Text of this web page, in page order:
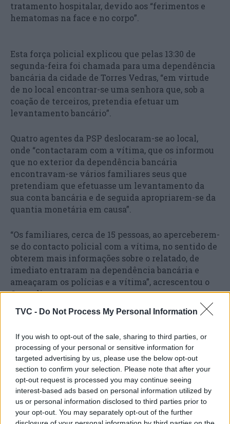
TVC - Do Not Process My Personal Information
If you wish to opt-out of the sale, sharing to third parties, or
processing of your personal or sensitive information for
targeted advertising by us, please use the below opt-out
section to confirm your selection. Please note that after your
opt-out request is processed you may continue seeing
interest-based ads based on personal information utilized by
us or personal information disclosed to third parties prior to
your opt-out. You may separately opt-out of the further
tratamento hospitalar, devido aos “ferimentos e
hematomas na face e no corpo”.
Esta força policial explicou que pelas 13:30 de
segunda-feira foi chamada para uma dependência
bancária da cidade de Torres Vedras, “em virtude
de no local encontrar-se uma senhora que, sob a
coação de terceiros, pretendia efetuar um
levantamento bancário”.
Quatro agentes da PSP deslocaram-se ao local,
onde “contactaram com a vítima, que os informou
que no exterior da dependência bancária
encontravam-se vários familiares seus que
pretendiam que efetuasse um levantamento da
sua conta bancária e de seguida apropriarem-se da
quantia monetária em causa”.
“Os familiares, cerca de 15 pessoas, ao aperceberem-
se do contacto policial com a vítima, no sentido de
obterem mais informações sobre o relatado, de
imediato entraram na dependência bancária e
ameaçaram os polícias e a vítima”, acrescentou o
Cometlis.
De acordo com a mesma fonte, para “preservar a
procuraram retirá-la para o exterior da
dependência bancária, momento em que vários
familiares, em número ainda a determinar,
agrediram indiscriminadamente os polícias no
local e de imediato se colocaram em fuga em
várias viaturas, não sendo possível no momento
proceder à sua identificação”.